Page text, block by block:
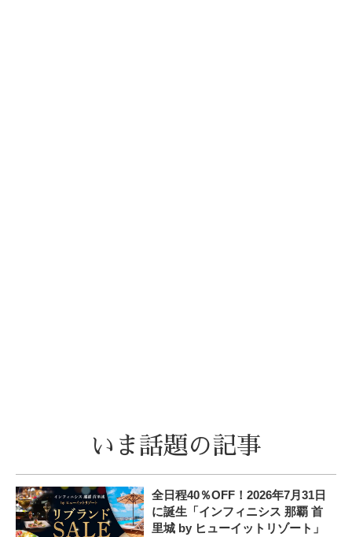
いま話題の記事
全日程40％OFF！2026年7月31日
に誕生「インフィニシス 那覇 首
里城 by ヒューイットリゾート」